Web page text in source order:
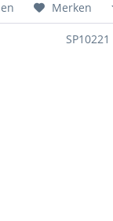
Merken
SP10221